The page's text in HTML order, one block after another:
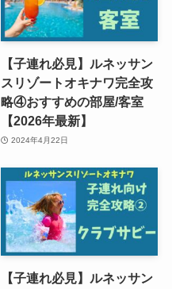
【子連れ必見】ルネッサン
スリゾートオキナワ完全攻
略④おすすめの部屋/客室
【2026年最新】
2024年4月22日
【子連れ必見】ルネッサン